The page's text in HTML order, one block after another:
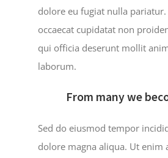
dolore eu fugiat nulla
occaecat cupidatat non
qui officia deserunt mollit
laborum.
From many we
Sed do eiusmod tempor
dolore magna aliqua. Ut enim